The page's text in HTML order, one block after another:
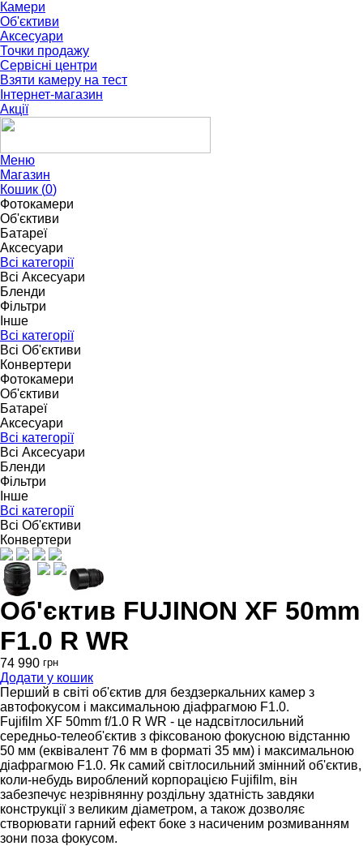
Камери
Об'єктиви
Аксесуари
Точки продажу
Сервісні центри
Взяти камеру на тест
Інтернет-магазин
Акції
Меню
Магазин
Кошик (0)
Фотокамери
Об'єктиви
Батареї
Аксесуари
Всі категорії
Всі Аксесуари
Бленди
Фільтри
Інше
Всі категорії
Всі Об'єктиви
Конвертери
Фотокамери
Об'єктиви
Батареї
Аксесуари
Всі категорії
Всі Аксесуари
Бленди
Фільтри
Інше
Всі категорії
Всі Об'єктиви
Конвертери
Об'єктив FUJINON XF 50mm
F1.0 R WR
74 990 грн
Додати у кошик
Перший в світі об'єктив для бездзеркальних камер з
автофокусом і максимальною діафрагмою F1.0.
Fujifilm XF 50mm f/1.0 R WR - це надсвітлосильний
середньо-телеоб'єктив з фіксованою фокусною відстанню
50 мм (еквівалент 76 мм в форматі 35 мм) і максимальною
діафрагмою F1.0. Як самий світлосильний змінний об'єктив,
коли-небудь вироблений корпорацією Fujifilm, він
забезпечує незрівнянну роздільну здатність завдяки
конструкції з великим діаметром, а також дозволяє
створювати гарний ефект боке з насиченим розмиванням
зони поза фокусом.